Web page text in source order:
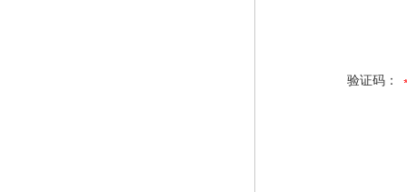
验证码：